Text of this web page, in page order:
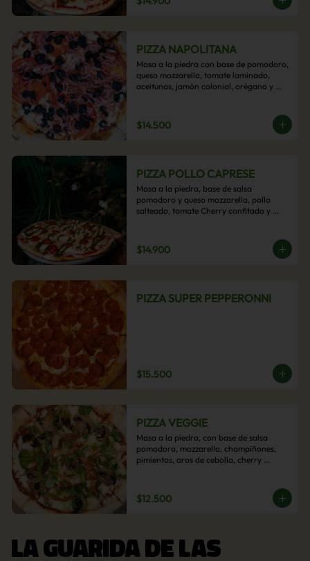
PIZZA NAPOLITANA
Masa a la piedra con base de pomodoro,
queso mozzarella, tomate laminado,
aceitunas, jamón colonial, orégano y
$14.500
PIZZA POLLO CAPRESE
Masa a la piedra, base de salsa
pomodoro y queso mozzarella, pollo
salteado, tomate Cherry confitado y
$14.900
PIZZA SUPER PEPPERONNI
$15.500
PIZZA VEGGIE
Masa a la piedra, con base de salsa
pomodoro, mozzarella, champiñones,
pimientos, aros de cebolla, cherry
$12.500
LA GUARIDA DE LAS